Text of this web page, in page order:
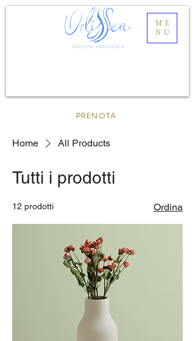
ME
NU
PRENOTA
Home All Products
Tutti i prodotti
12 prodotti Ordina